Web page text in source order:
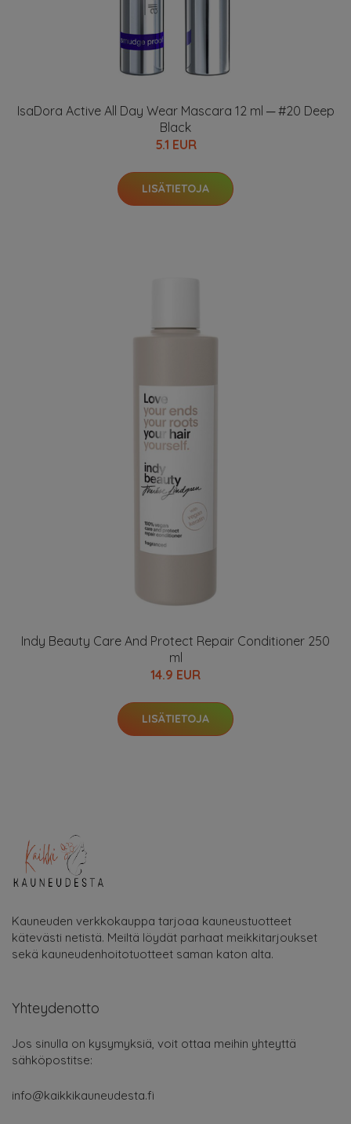
IsaDora Active All Day Wear Mascara 12 ml ─ #20 Deep
Black
5.1 EUR
LISÄTIETOJA
Indy Beauty Care And Protect Repair Conditioner 250
ml
14.9 EUR
LISÄTIETOJA
Kauneuden verkkokauppa tarjoaa kauneustuotteet
kätevästi netistä. Meiltä löydät parhaat meikkitarjoukset
sekä kauneudenhoitotuotteet saman katon alta.
Yhteydenotto
Jos sinulla on kysymyksiä, voit ottaa meihin yhteyttä
sähköpostitse:
info@kaikkikauneudesta.fi